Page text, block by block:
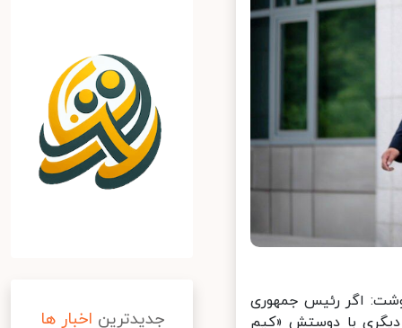
اگر رئیس جمهوری
با دوستش «کیم
جدیدترین اخبار ها